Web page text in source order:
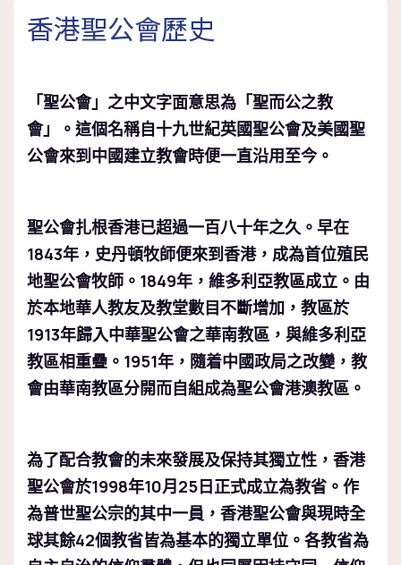
香港聖公會歷史
「聖公會」之中文字面意思為「聖而公之教
會」。這個名稱自十九世紀英國聖公會及美國聖
公會來到中國建立教會時便一直沿用至今。
聖公會扎根香港已超過一百八十年之久。早在
1843年，史丹頓牧師便來到香港，成為首位殖民
地聖公會牧師。1849年，維多利亞教區成立。由
於本地華人教友及教堂數目不斷增加，教區於
1913年歸入中華聖公會之華南教區，與維多利亞
教區相重疊。1951年，隨着中國政局之改變，教
會由華南教區分開而自組成為聖公會港澳教區。
為了配合教會的未來發展及保持其獨立性，香港
聖公會於1998年10月25日正式成立為教省。作
為普世聖公宗的其中一員，香港聖公會與現時全
球其餘42個教省皆為基本的獨立單位。各教省為